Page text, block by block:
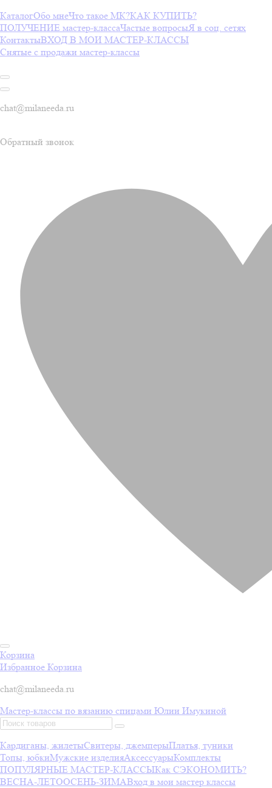
КаталогОбо мнеЧто такое МК?КАК КУПИТЬ?
ПОЛУЧЕНИЕ мастер-классаЧастые вопросыЯ в соц. сетях
КонтактыВХОД В МОИ МАСТЕР-КЛАССЫ
Снятые с продажи мастер-классы
chat@milaneeda.ru
Обратный звонок
Корзина
Избранное Корзина
chat@milaneeda.ru
Мастер-классы по вязанию спицами Юлии Имукиной
Кардиганы, жилетыСвитеры, джемперыПлатья, туники
Топы, юбкиМужские изделияАксессуарыКомплекты
ПОПУЛЯРНЫЕ МАСТЕР-КЛАССЫКак СЭКОНОМИТЬ?
ВЕСНА-ЛЕТООСЕНЬ-ЗИМАВход в мои мастер классы